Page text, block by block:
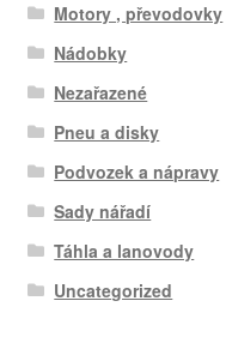
Motory , převodovky
Nádobky
Nezařazené
Pneu a disky
Podvozek a nápravy
Sady nářadí
Táhla a lanovody
Uncategorized